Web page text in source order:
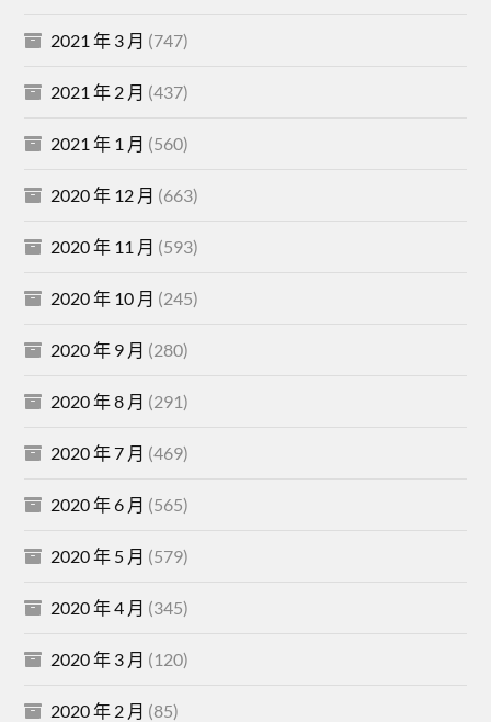
2021 年 3 月 (747)
2021 年 2 月 (437)
2021 年 1 月 (560)
2020 年 12 月 (663)
2020 年 11 月 (593)
2020 年 10 月 (245)
2020 年 9 月 (280)
2020 年 8 月 (291)
2020 年 7 月 (469)
2020 年 6 月 (565)
2020 年 5 月 (579)
2020 年 4 月 (345)
2020 年 3 月 (120)
2020 年 2 月 (85)